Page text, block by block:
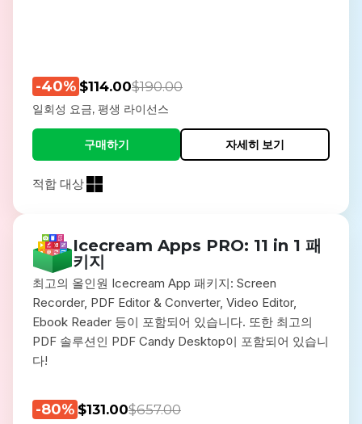
-40% $114.00$190.00
일회성 요금, 평생 라이선스
구매하기 자세히 보기
적합 대상
Icecream Apps PRO: 11 in 1 패
키지
최고의 올인원 Icecream App 패키지: Screen
Recorder, PDF Editor & Converter, Video Editor,
Ebook Reader 등이 포함되어 있습니다. 또한 최고의
PDF 솔루션인 PDF Candy Desktop이 포함되어 있습니
다!
-80% $131.00$657.00